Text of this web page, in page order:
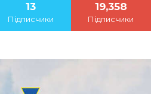
13
Підписчики
19,358
Підписчики